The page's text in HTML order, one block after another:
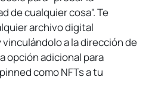
de cualquier cosa". Te
archivo digital
a la dirección de
opción adicional para
como NFTs a tu